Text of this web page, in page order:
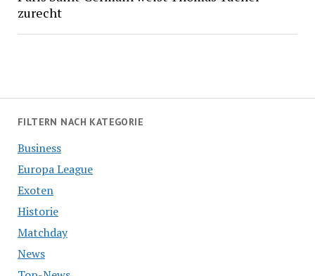
zurecht
FILTERN NACH KATEGORIE
Business
Europa League
Exoten
Historie
Matchday
News